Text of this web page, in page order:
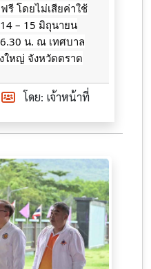
รี โดยไม่เสียค่าใช้
– 15 มิถุนายน​
น. ณ​ เทศบาล
ใหญ่​ จังหวัดตราด
โดย: เจ้าหน้าที่